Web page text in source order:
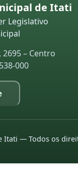
de Itati
Legislativo
2695 – Centro
000
Itati — Todos os